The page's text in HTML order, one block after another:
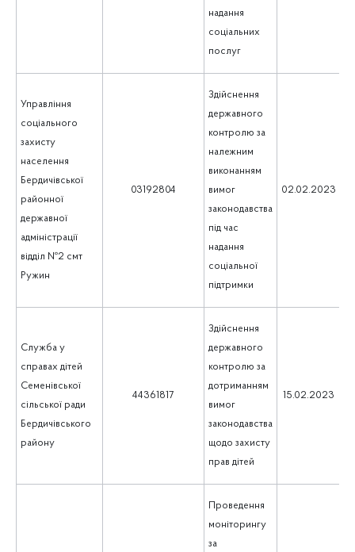
надання
соціальних
послуг
Управління
соціального
захисту
населення
Бердичівської
районної
державної
адміністрації
відділ №2 смт
Ружин
03192804
Здійснення
державного
контролю за
належним
виконанням
вимог
законодавства
під час
надання
соціальної
підтримки
02.02.2023
Служба у
справах дітей
Семенівської
сільської ради
Бердичівського
району
44361817
Здійснення
державного
контролю за
дотриманням
вимог
законодавства
щодо захисту
прав дітей
15.02.2023
Проведення
моніторингу
за